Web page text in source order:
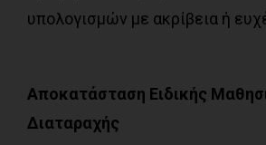
υπολογισμών με ακρίβεια ή
Αποκατάσταση Ειδικής
Διαταραχής